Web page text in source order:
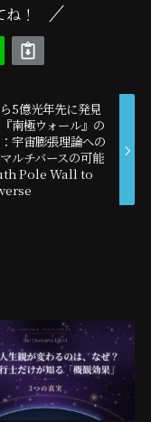
！
5億光年先に発見
南極ウォール』の
宇宙膨張理論への
ルチバースの可能
Pole Wall to